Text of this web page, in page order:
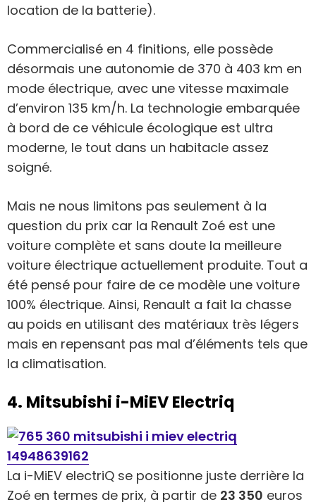
location de la batterie).
Commercialisé en 4 finitions, elle possède
désormais une autonomie de 370 à 403 km en
mode électrique, avec une vitesse maximale
d’environ 135 km/h. La technologie embarquée
à bord de ce véhicule écologique est ultra
moderne, le tout dans un habitacle assez
soigné.
Mais ne nous limitons pas seulement à la
question du prix car la Renault Zoé est une
voiture complète et sans doute la meilleure
voiture électrique actuellement produite. Tout a
été pensé pour faire de ce modèle une voiture
100% électrique. Ainsi, Renault a fait la chasse
au poids en utilisant des matériaux très légers
mais en repensant pas mal d’éléments tels que
la climatisation.
4. Mitsubishi i-MiEV Electriq
La i-MiEV electriQ se positionne juste derrière la
Zoé en termes de prix, à partir de 23 350 euros